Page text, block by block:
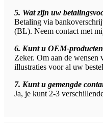
5. Wat zijn uw
Betaling via
(BL). Neem contact met
6. Kunt u OEM-
Zeker. Om aan de wensen
illustraties voor al uw
7. Kunt u gemengde
Ja, je kunt 2-3